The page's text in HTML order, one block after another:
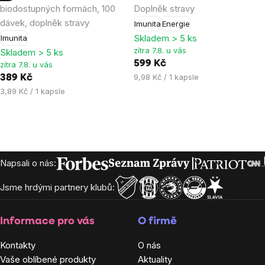
biodostupných formách, 100
dávek, doplněk stravy
Imunita
4,9
z
5
hvězdiček.
Skladem > 5 ks
zítra 7.8. u vás
389 Kč
Měrná
3,89 Kč / 1 kapsle
Doplněk stravy
Imunita Energie
5,0
z
5
hvězdiček.
Skladem > 5 ks
zítra 7.8. u vás
599 Kč
Měrná
9,98 Kč / 1 kapsle
Zápatí
Napsali o nás:
Jsme hrdými partnery klubů:
Informace pro vás
Kontakty
Vaše oblíbené produkty
O firmě
O nás
Aktuality